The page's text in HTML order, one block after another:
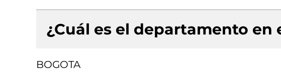
¿Cuál es el departamento en
BOGOTA